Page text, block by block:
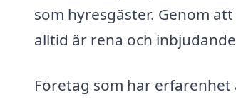
som hyresgäster. Genom
alltid är rena och
Företag som har